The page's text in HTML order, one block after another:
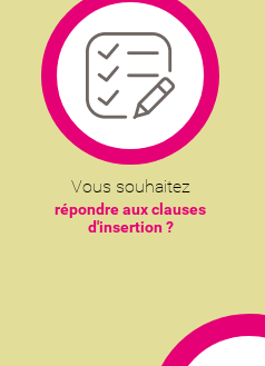
Vous souhaitez
répondre aux clauses
d'insertion ?